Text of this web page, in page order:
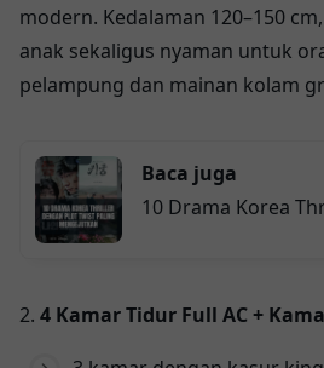
modern. Kedalaman 120–150
anak sekaligus nyaman untuk
pelampung dan mainan kolam
Baca juga
10 Drama Korea
2. 4 Kamar Tidur Full AC +